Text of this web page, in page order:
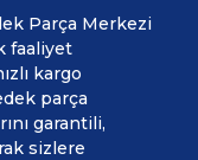
Parça Merkezi
faaliyet
kargo
parça
garantili,
sizlere